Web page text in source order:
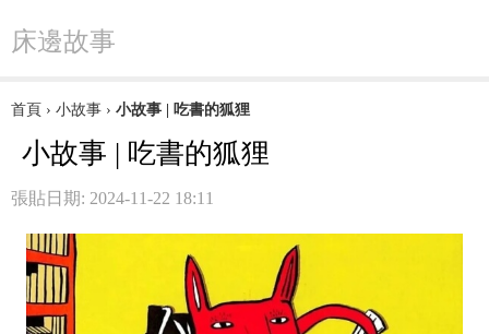
床邊故事
首頁 › 小故事 › 小故事 | 吃書的狐狸
小故事 | 吃書的狐狸
張貼日期: 2024-11-22 18:11